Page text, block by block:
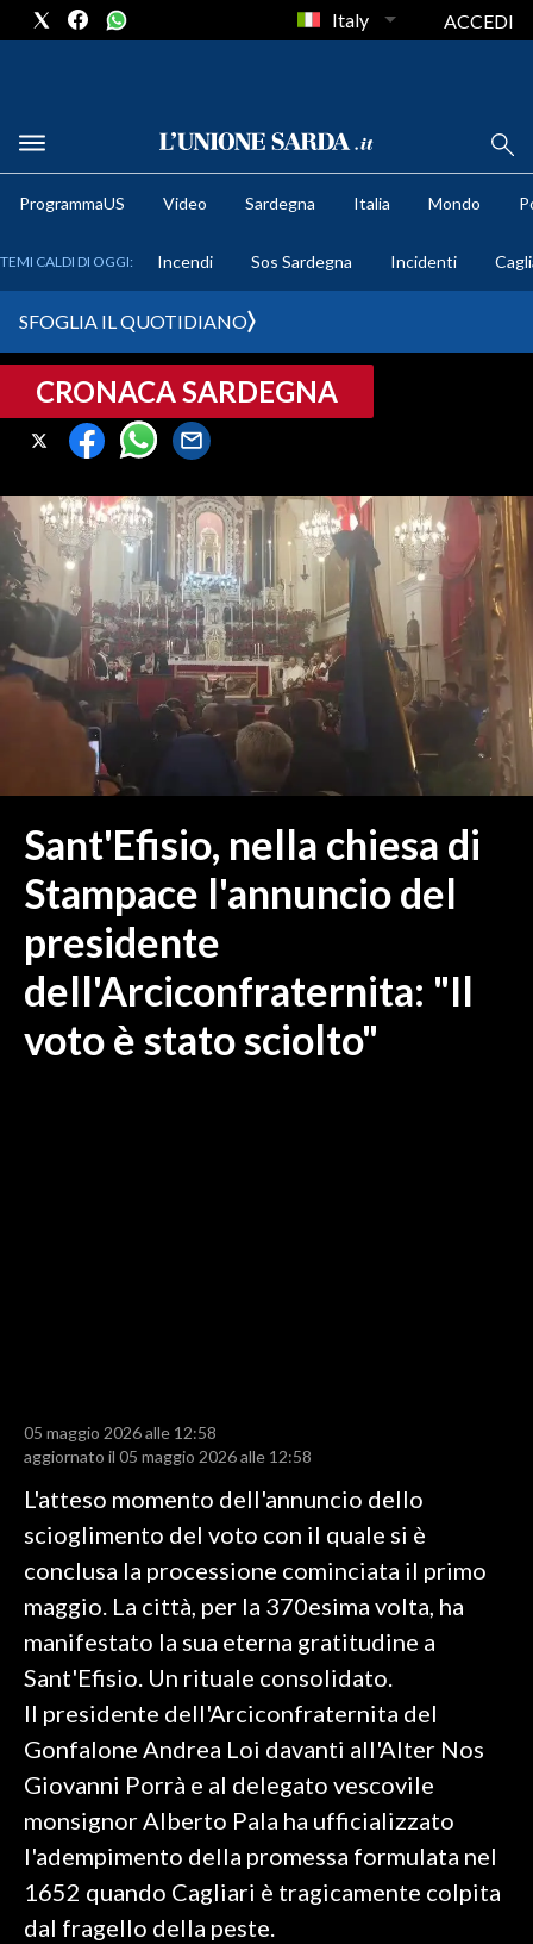
METEO
CRONACA SARDEGNA
CAGLIARI
SULCIS IGLESIENTE
MEDIO CAMPIDANO
ORISTANO E PROVINCIA
SASSARI E PROVINCIA
GALLURA
NUORO E PROVINCIA
OGLIASTRA
ITALIA
MONDO
POLITICA
ECONOMIA
SERVIZI ALLE IMPRESE
VOLLEY
MOTORI
TENNIS
ALTRI SPORT
CULTURA
SPETTACOLI
GOSSIP
SARDEGNA TURISMO
SARDI NEL MONDO
NOTIZIE
Italy ACCEDI
ProgrammaUS Video Sardegna Italia Mondo
TEMI CALDI DI OGGI: Incendi Sos Sardegna Incidenti
SFOGLIA IL QUOTIDIANO
CRONACA SARDEGNA
Sant'Efisio, nella chiesa di
Stampace l'annuncio del
presidente
dell'Arciconfraternita: "Il
voto è stato sciolto"
05 maggio 2026 alle 12:58
aggiornato il 05 maggio 2026 alle 12:58
L'atteso momento dell'annuncio dello
scioglimento del voto con il quale si è
conclusa la processione cominciata il primo
maggio. La città, per la 370esima volta, ha
manifestato la sua eterna gratitudine a
Sant'Efisio. Un rituale consolidato.
Il presidente dell'Arciconfraternita del
Gonfalone Andrea Loi davanti all'Alter Nos
Giovanni Porrà e al delegato vescovile
monsignor Alberto Pala ha ufficializzato
l'adempimento della promessa formulata nel
1652 quando Cagliari è tragicamente colpita
dal fragello della peste.